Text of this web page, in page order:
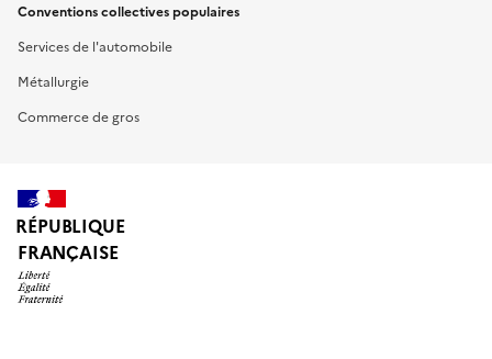
Conventions collectives populaires
Services de l'automobile
Métallurgie
Commerce de gros
RÉPUBLIQUE
FRANÇAISE